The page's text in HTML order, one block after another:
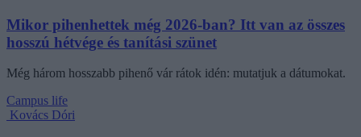
Mikor pihenhettek még 2026-ban? Itt van az összes
hosszú hétvége és tanítási szünet
Még három hosszabb pihenő vár rátok idén: mutatjuk a dátumokat.
Campus life
Kovács Dóri